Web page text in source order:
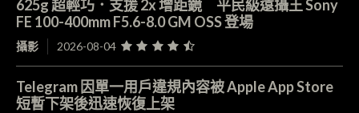
625g 超輕巧．支援 2x 增距鏡 平民級遠攝王 Sony
FE 100-400mm F5.6-8.0 GM OSS 登場
攝影 2026-08-04
Telegram 因單一用戶違規內容被 Apple App Store
短暫下架後迅速恢復上架